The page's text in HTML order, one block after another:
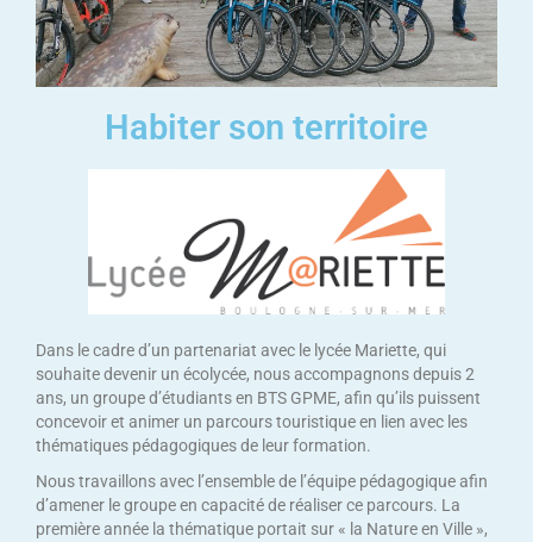
Habiter son territoire
Dans le cadre d’un partenariat avec le lycée Mariette, qui
souhaite devenir un écolycée, nous accompagnons depuis 2
ans, un groupe d’étudiants en BTS GPME, afin qu’ils puissent
concevoir et animer un parcours touristique en lien avec les
thématiques pédagogiques de leur formation.
Nous travaillons avec l’ensemble de l’équipe pédagogique afin
d’amener le groupe en capacité de réaliser ce parcours. La
première année la thématique portait sur « la Nature en Ville »,